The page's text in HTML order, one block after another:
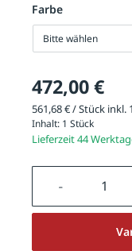
Farbe
Bitte wählen
472,00 €
561,68 € / Stück inkl.
Inhalt: 1 Stück
Lieferzeit 44
Produkt